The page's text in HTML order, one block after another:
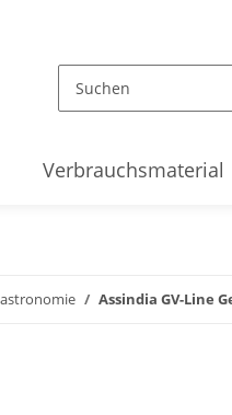
Verbrauchsmaterial
Assindia GV-Line